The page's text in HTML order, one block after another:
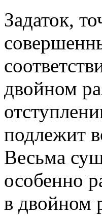
Задаток,
двойном
подлежит
Весьма
особенно
в двойном